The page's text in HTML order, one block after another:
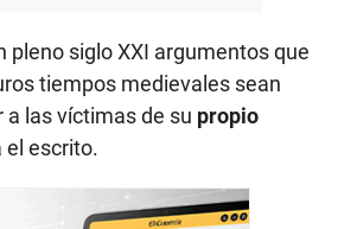
pleno siglo XXI argumentos que
tiempos medievales sean
a las víctimas de su propio
el escrito.